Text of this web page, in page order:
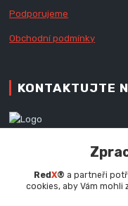
Podporujeme
Obchodní podmínky
KONTAKTUJTE
+420 777 979 111
info@redx.cz
Red X® a partneři
cookies, aby Vám mohli